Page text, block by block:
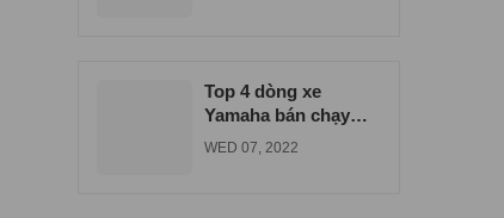
Top 4 dòng xe
Yamaha bán chạy
nhất tại xe máy Nam
WED 07, 2022